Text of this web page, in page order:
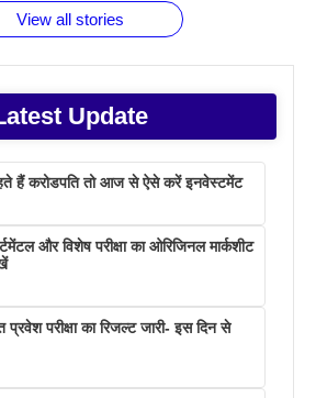
View all stories
Update
हैं करोडपति तो आज से ऐसे करें इनवेस्टमेंट
और विशेष परीक्षा का ओरिजिनल मार्कशीट
प्रवेश परीक्षा का रिजल्ट जारी- इस दिन से